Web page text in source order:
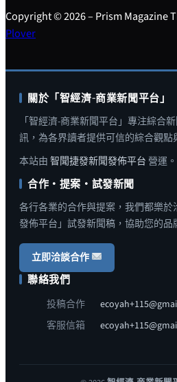
Copyright © 2026 – Prism Magazine
Plover
關於「智經濟-商業新聞平台」
「智經濟-商業新聞平台」專注綜合
訊，為各界讀者提供可信的綜合觀點
本站由 智聞捷發新聞發佈平台 營運。
合作・提案・試發新聞
各行各業的合作與提案，我們都樂
發佈平台」試發新聞稿，協助您的品
立即洽談合作
聯絡我們
投稿合作
客服信箱